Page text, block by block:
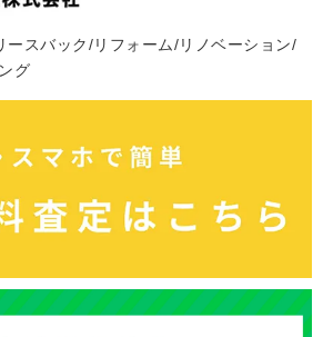
ースバック/リフォーム/リノベーション/
グ